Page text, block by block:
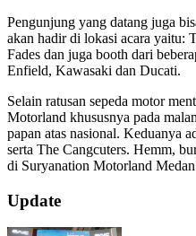
Pengunjung yang datang juga
akan hadir di lokasi acara yaitu:
Fades dan juga booth dari
Enfield, Kawasaki dan Ducati.
Selain ratusan sepeda motor
Motorland khususnya pada
papan atas nasional. Keduanya
serta The Cangcuters. Hemm,
di Suryanation Motorland
2019-
07-
20
Update